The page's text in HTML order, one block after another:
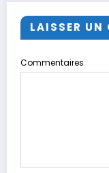
LAISSER UN
Commentaires